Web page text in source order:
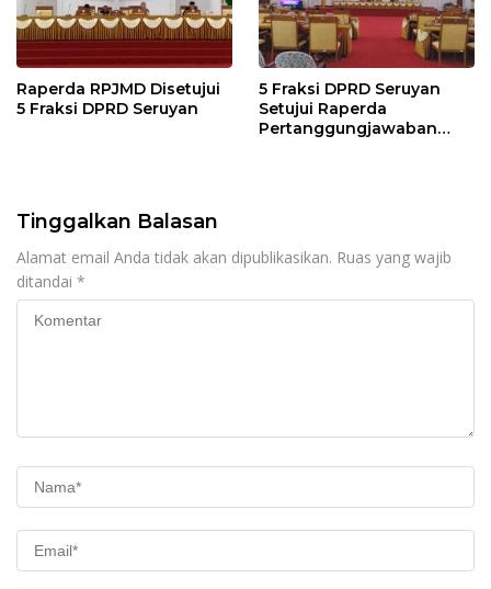
Raperda RPJMD Disetujui
5 Fraksi DPRD Seruyan
5 Fraksi DPRD Seruyan
Setujui Raperda
Pertanggungjawaban
Tinggalkan Balasan
Alamat email Anda tidak akan dipublikasikan. Ruas yang wajib
ditandai *